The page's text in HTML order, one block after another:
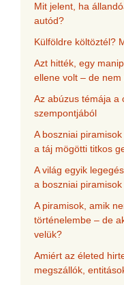
Mit jelent, ha
autód?
Külföldre költöztél?
Azt hitték, egy
ellene volt – de
Az abúzus témája a
szempontjából
A boszniai
a táj mögötti titkos
A világ egyik
a boszniai
A piramisok, amik
történelembe – de
velük?
Amiért az életed
megszállók,